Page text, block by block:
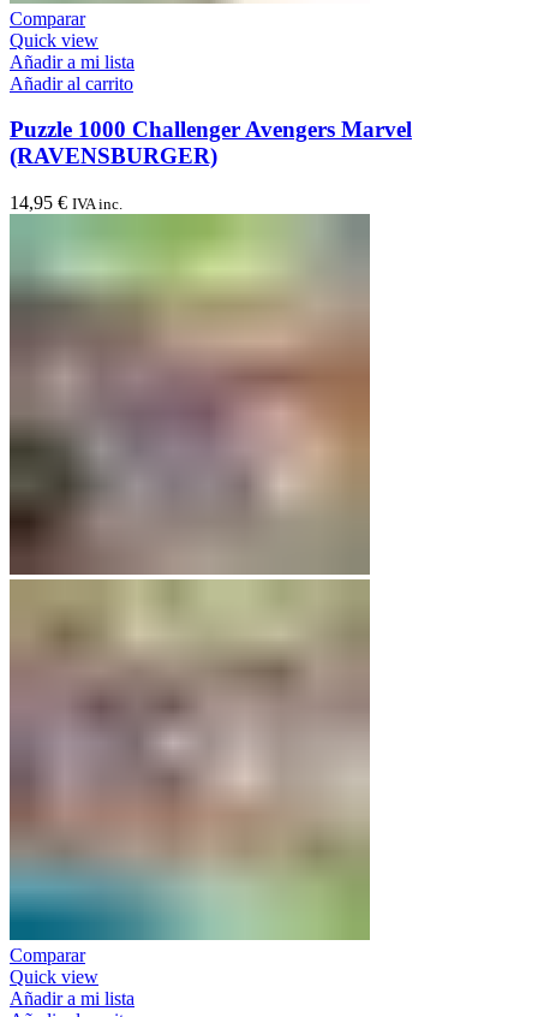
Comparar
Quick view
Añadir a mi lista
Añadir al carrito
Puzzle 1000 Challenger Avengers Marvel
(RAVENSBURGER)
14,95 € IVA inc.
Comparar
Quick view
Añadir a mi lista